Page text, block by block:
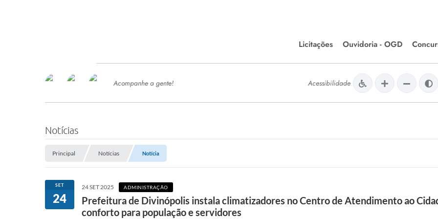
Licitações
Editais de Licitações
Chamamentos Públicos
Ouvidoria - OGD
SERVIÇOS
SEMED
Processo de Contratação -
Concursos e Processos Seletivos
Esporte
Meio Ambiente
Acompanhe a gente! Acessibilidade
Notícias
Principal Notícias Notícia
SET
24
24 SET 2025 ADMINISTRAÇÃO
Prefeitura de Divinópolis instala climatizadores no Centro de Atendimento ao
conforto para população e servidores